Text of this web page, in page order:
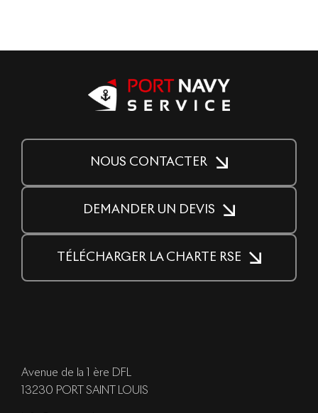
NOUS CONTACTER
DEMANDER UN DEVIS
TÉLÉCHARGER LA CHARTE RSE
Avenue de la 1 ère DFL
13230 PORT SAINT LOUIS